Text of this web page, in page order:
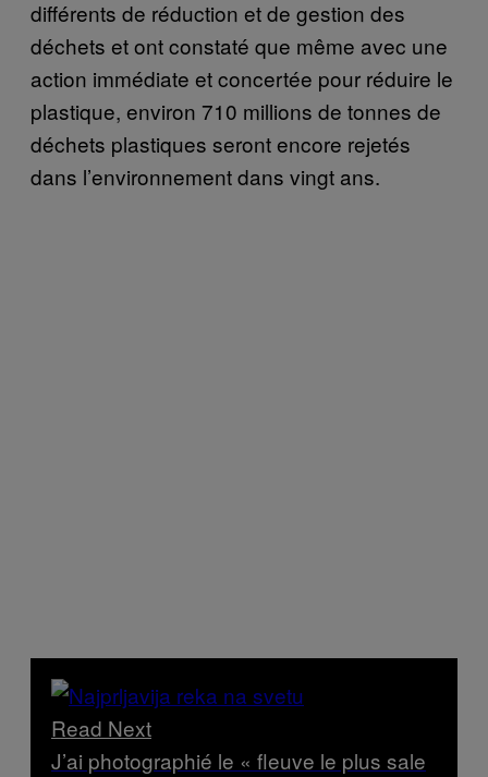
différents de réduction et de gestion des
déchets et ont constaté que même avec une
action immédiate et concertée pour réduire le
plastique, environ 710 millions de tonnes de
déchets plastiques seront encore rejetés
dans l’environnement dans vingt ans.
Read Next
J’ai photographié le « fleuve le plus sale